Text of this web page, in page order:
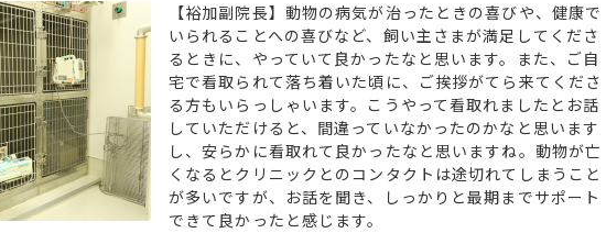
【裕加副院長】動物の病気が治ったときの喜びや、健康で
いられることへの喜びなど、飼い主さまが満足してくださ
るときに、やっていて良かったなと思います。また、ご自
宅で看取られて落ち着いた頃に、ご挨拶がてら来てくださ
る方もいらっしゃいます。こうやって看取れましたとお話
していただけると、間違っていなかったのかなと思います
し、安らかに看取れて良かったなと思いますね。動物が亡
くなるとクリニックとのコンタクトは途切れてしまうこと
が多いですが、お話を聞き、しっかりと最期までサポート
できて良かったと感じます。